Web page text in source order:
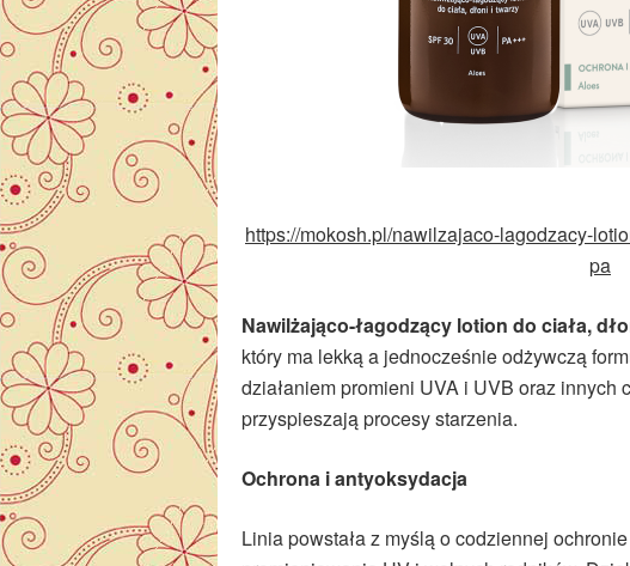
https://mokosh.pl/nawilzajaco-lagodzacy-
pa
Nawilżająco-łagodzący lotion do ciała,
który ma lekką a jednocześnie odżywczą
działaniem promieni UVA i UVB oraz innych
przyspieszają procesy starzenia.
Ochrona i antyoksydacja
Linia powstała z myślą o codziennej